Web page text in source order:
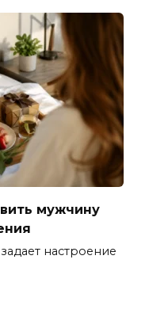
мужчину
настроение